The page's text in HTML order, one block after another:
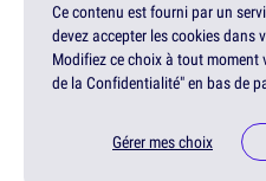
Ce contenu est fourni par un
devez accepter les cookies dans
Modifiez ce choix à tout moment
de la Confidentialité" en bas de
Gérer mes choix